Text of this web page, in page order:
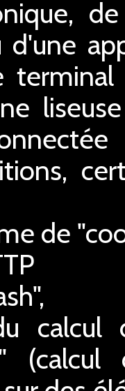
d'une
de
calcul